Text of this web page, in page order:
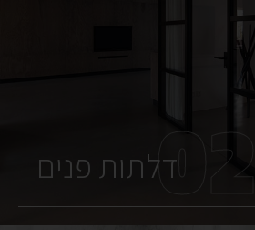
דלתות פנים02